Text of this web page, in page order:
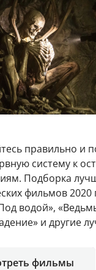
правильно и
систему к
Подборка
фильмов 2020
водой»,
и другие
фильмы